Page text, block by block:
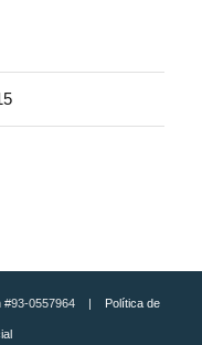
#93-0557964 | Política de